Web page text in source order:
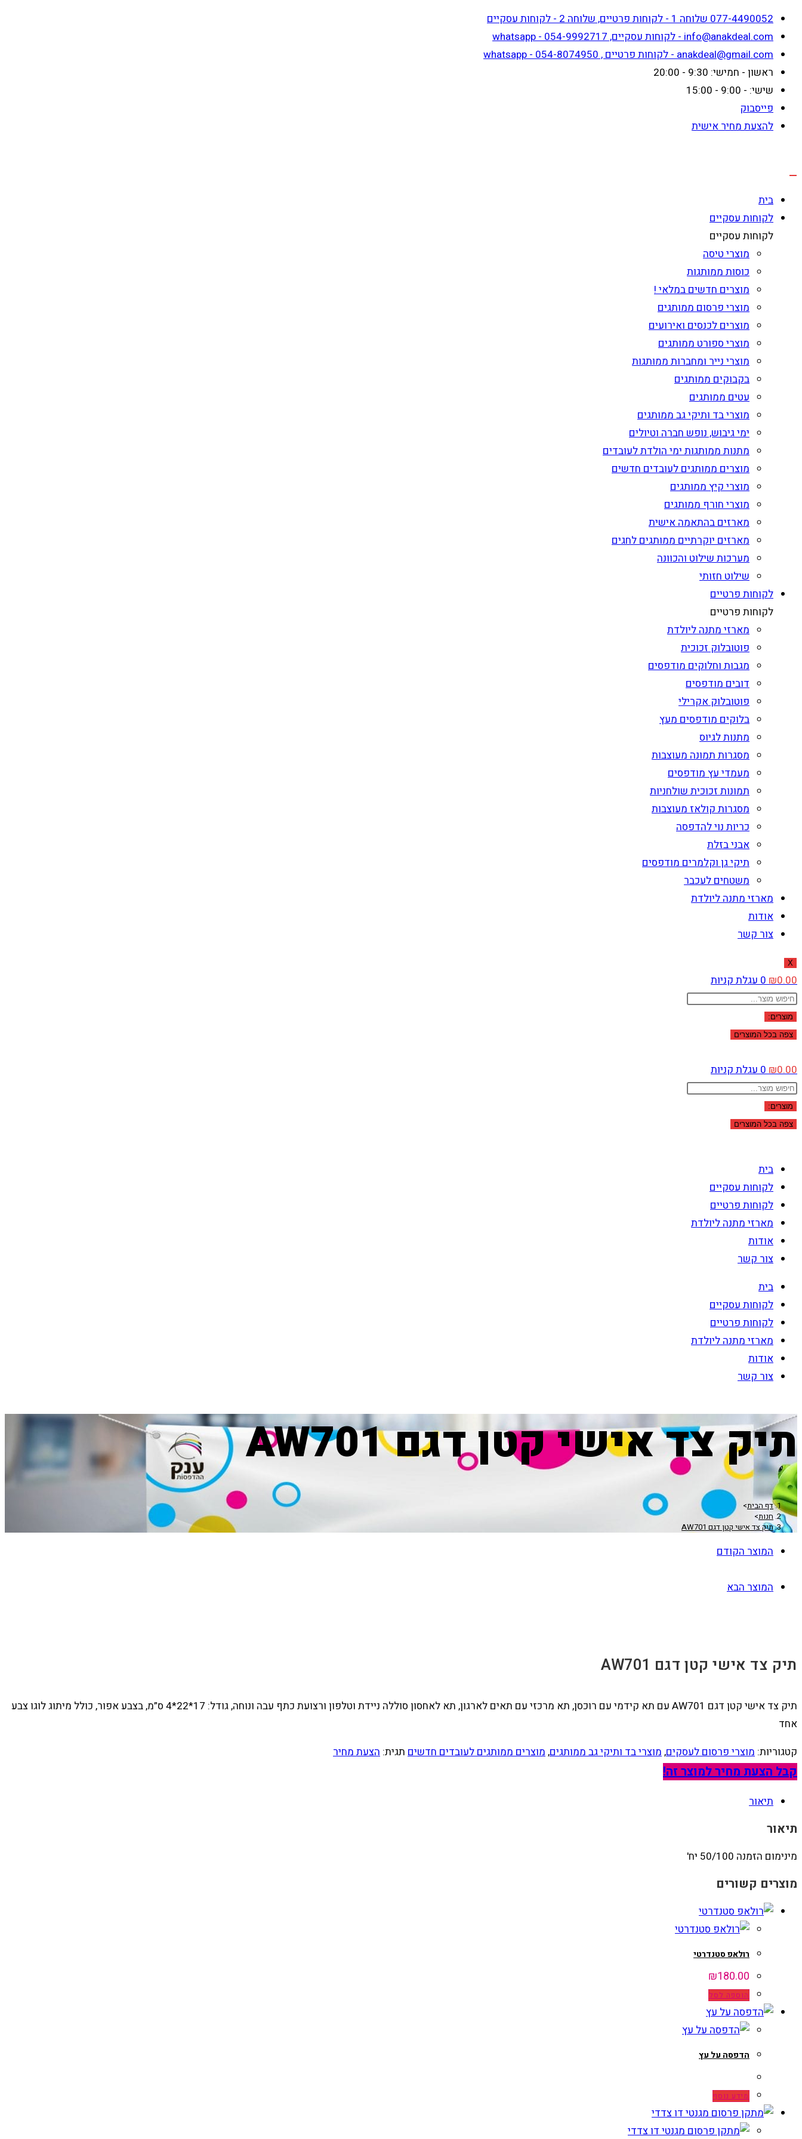
לתוכן
Skip
content
077-4490052 שלוחה 1 - לקוחות פרטיים, שלוחה 2 - לקוחות עסקיים
info@anakdeal.com - לקוחות עסקיים, whatsapp - 054-9992717
anakdeal@gmail.com - לקוחות פרטיים , whatsapp - 054-8074950
ראשון - חמישי: 9:30 - 20:00
שישי: - 9:00 - 15:00
פייסבוק
להצעת מחיר אישית
בית
לקוחות עסקיים
לקוחות עסקיים
מוצרי טיסה
כוסות ממותגות
מוצרים חדשים במלאי !
מוצרי פרסום ממותגים
מוצרים לכנסים ואירועים
מוצרי ספורט ממותגים
מוצרי נייר ומחברות ממותגות
בקבוקים ממותגים
עטים ממותגים
מוצרי בד ותיקי גב ממותגים
ימי גיבוש, נופש חברה וטיולים
מתנות ממותגות ימי הולדת לעובדים
מוצרים ממותגים לעובדים חדשים
מוצרי קיץ ממותגים
מוצרי חורף ממותגים
מארזים בהתאמה אישית
מארזים יוקרתיים ממותגים לחגים
מערכות שילוט והכוונה
שילוט חזותי
לקוחות פרטיים
לקוחות פרטיים
מארזי מתנה ליולדת
פוטובלוק זכוכית
מגבות וחלוקים מודפסים
דובים מודפסים
פוטובלוק אקרילי
בלוקים מודפסים מעץ
מתנות לגיוס
מסגרות תמונה מעוצבות
מעמדי עץ מודפסים
תמונות זכוכית שולחניות
מסגרות קולאז מעוצבות
כריות נוי להדפסה
אבני בזלת
תיקי גן וקלמרים מודפסים
משטחים לעכבר
מארזי מתנה ליולדת
אודות
צור קשר
X
₪0.00
0עגלת קניות
Search
...מוצרים:
צפה בכל המוצרים
₪0.00
0עגלת קניות
Search
...מוצרים:
צפה בכל המוצרים
בית
לקוחות עסקיים
לקוחות פרטיים
מארזי מתנה ליולדת
אודות
צור קשר
בית
לקוחות עסקיים
לקוחות פרטיים
מארזי מתנה ליולדת
אודות
צור קשר
תיק צד אישי קטן דגם AW701
דף הבית>
חנות>
תיק צד אישי קטן דגם AW701
המוצר הקודם
המוצר הבא
תיק צד אישי קטן דגם AW701
תיק צד אישי קטן דגם AW701 עם תא קידמי עם רוכסן, תא מרכזי עם תאים לארגון, תא לאחסון סוללה ניידת וטלפון ורצועת כתף עבה ונוחה, גודל: 17*22*4 ס”מ, בצבע אפור, כולל מיתוג לוגו צבע
אחד
קטגוריות: מוצרי פרסום לעסקים, מוצרי בד ותיקי גב ממותגים, מוצרים ממותגים לעובדים חדשים תגית: הצעת מחיר
קבל הצעת מחיר למוצר זה!
תיאור
תיאור
מינימום הזמנה 50/100 יח'
מוצרים קשורים
רולאפ סטנדרטי
₪180.00
הוספה לסל
הדפסה על עץ
מידע נוסף